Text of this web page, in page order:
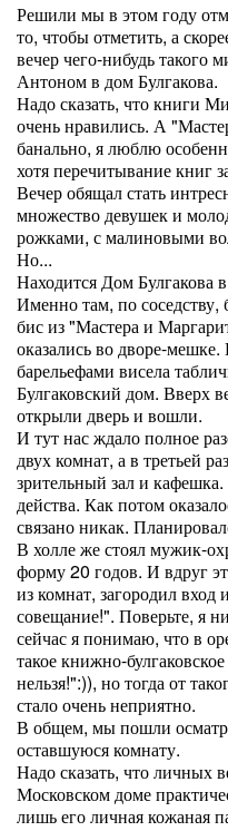
Решили мы в этом году
то, чтобы отметить, а
вечер чего-нибудь такого
Антоном в дом Булгакова.
Надо сказать, что книги
очень нравились. А
банально, я люблю
хотя перечитывание книг
Вечер обящал стать
множество девушек и
рожками, с малиновыми
Но...
Находится Дом
Именно там, по
бис из "Мастера и
оказались во дворе-
барельефами висела
Булгаковский дом. Вверх
открыли дверь и вошли.
И тут нас ждало полное
двух комнат, а в третьей
зрительный зал и
действа. Как потом
связано никак.
В холле же стоял мужик-
форму 20 годов. И вдруг
из комнат, загородил вход
совещание!". Поверьте, я
сейчас я понимаю, что в
такое книжно-
нельзя!":)), но тогда от
стало очень неприятно.
В общем, мы пошли
оставшуюся комнату.
Надо сказать, что личных
Московском доме
лишь его личная кожаная